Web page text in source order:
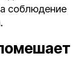
соблюдение